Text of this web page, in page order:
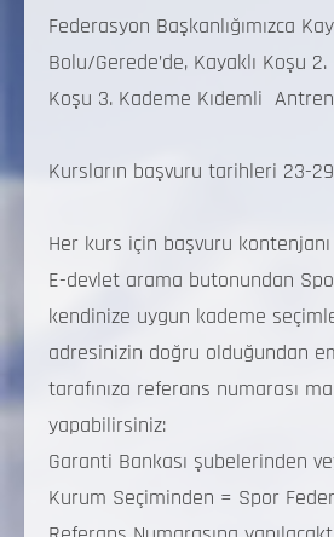
Federasyon Başkanlığımızca
Bolu/Gerede’de, Kayaklı Koşu
Koşu 3. Kademe Kıdemli
Kursların başvuru tarihleri 23-
Her kurs için başvuru
E-devlet arama butonundan
kendinize uygun kademe
adresinizin doğru olduğundan
tarafınıza referans numarası
yapabilirsiniz:
Garanti Bankası şubelerinden
Kurum Seçiminden = Spor